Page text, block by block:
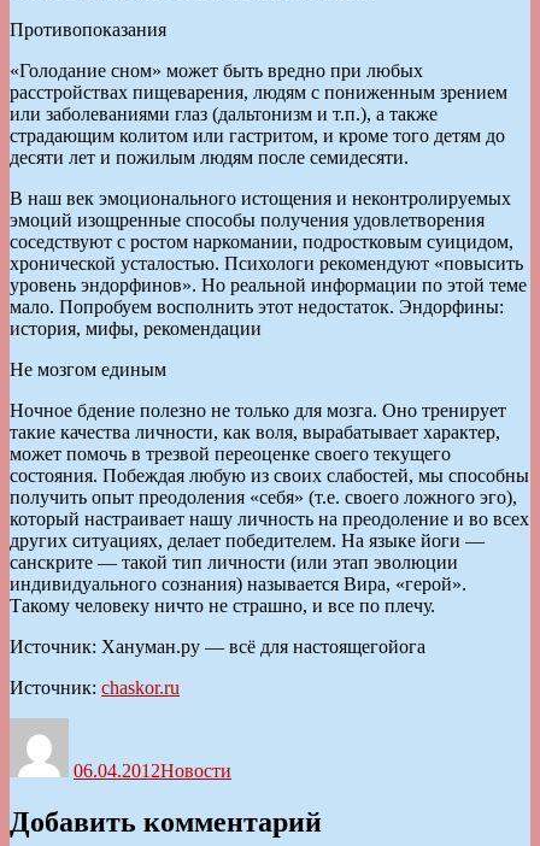
Противопоказания
«Голодание сном» может быть вредно при любых
расстройствах пищеварения, людям с пониженным зрением
или заболеваниями глаз (дальтонизм и т.п.), а также
страдающим колитом или гастритом, и кроме того детям до
десяти лет и пожилым людям после семидесяти.
В наш век эмоционального истощения и неконтролируемых
эмоций изощренные способы получения удовлетворения
соседствуют с ростом наркомании, подростковым суицидом,
хронической усталостью. Психологи рекомендуют «повысить
уровень эндорфинов». Но реальной информации по этой теме
мало. Попробуем восполнить этот недостаток. Эндорфины:
история, мифы, рекомендации
Не мозгом единым
Ночное бдение полезно не только для мозга. Оно тренирует
такие качества личности, как воля, вырабатывает характер,
может помочь в трезвой переоценке своего текущего
состояния. Побеждая любую из своих слабостей, мы способны
получить опыт преодоления «себя» (т.е. своего ложного эго),
который настраивает нашу личность на преодоление и во всех
других ситуациях, делает победителем. На языке йоги —
санскрите — такой тип личности (или этап эволюции
индивидуального сознания) называется Вира, «герой».
Такому человеку ничто не страшно, и все по плечу.
Источник: Хануман.ру — всё для настоящегойога
Источник: chaskor.ru
06.04.2012Новости
Добавить комментарий